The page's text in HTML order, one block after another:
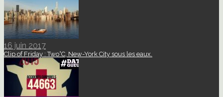
16 juin 2017
Clip of Friday : Two°C, New-York City sous les eaux.